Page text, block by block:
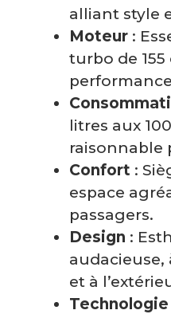
alliant style
Moteur :
turbo de
litres aux
raisonnable
Confort :
espace
passagers.
Design :
audacieuse,
et à
Technologie